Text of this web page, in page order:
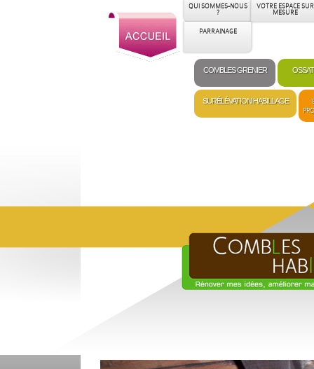
QUI SOMMES-NOUS
?
VOTRE ESPACE SUR
MESURE
PARRAINAGE
COMBLES GRENIER
SURÉLÉVATION HABILLAGE